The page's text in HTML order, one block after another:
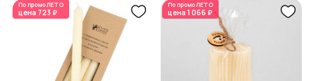
По промоЛЕТО
цена 723 ₽
По промоЛЕТО
цена 1 066 ₽